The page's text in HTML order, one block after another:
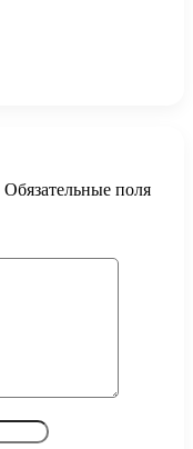
Обязательные поля